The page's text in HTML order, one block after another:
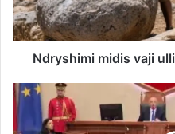
Ndryshimi midis vaji